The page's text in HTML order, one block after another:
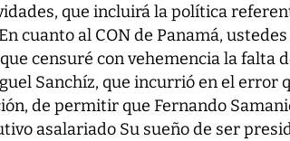
que incluirá la política
cuanto al CON de Panamá,
censuré con vehemencia la falta
Sanchíz, que incurrió en el error
de permitir que Fernando
asalariado Su sueño de ser